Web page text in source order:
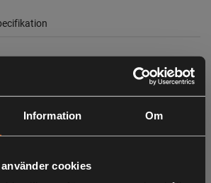
Information Om
cookies
och ett nominellt flöde på upp till 390
1400 W